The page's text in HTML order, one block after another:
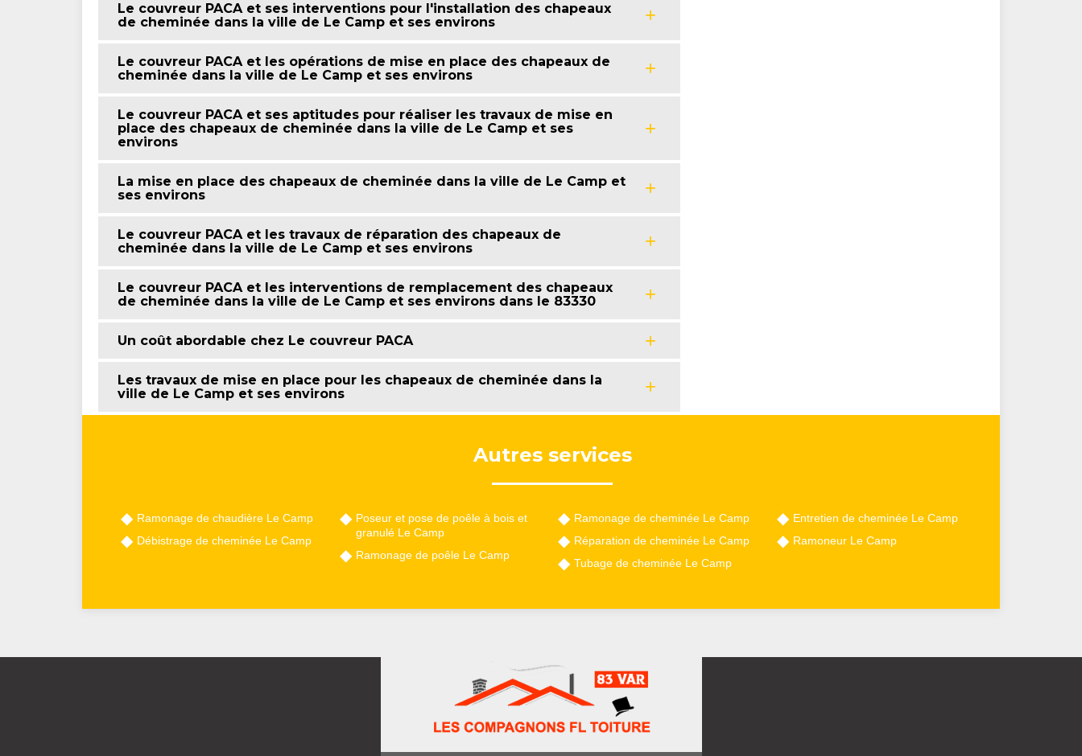
Le couvreur PACA et ses interventions pour l'installation des chapeaux
de cheminée dans la ville de Le Camp et ses environs
Le couvreur PACA et les opérations de mise en place des chapeaux de
cheminée dans la ville de Le Camp et ses environs
Le couvreur PACA et ses aptitudes pour réaliser les travaux de mise en
place des chapeaux de cheminée dans la ville de Le Camp et ses
environs
La mise en place des chapeaux de cheminée dans la ville de Le Camp et
ses environs
Le couvreur PACA et les travaux de réparation des chapeaux de
cheminée dans la ville de Le Camp et ses environs
Le couvreur PACA et les interventions de remplacement des chapeaux
de cheminée dans la ville de Le Camp et ses environs dans le 83330
Un coût abordable chez Le couvreur PACA
Les travaux de mise en place pour les chapeaux de cheminée dans la
ville de Le Camp et ses environs
Autres services
Ramonage de chaudière Le Camp
Débistrage de cheminée Le Camp
Poseur et pose de poêle à bois et
granulé Le Camp
Ramonage de poêle Le Camp
Ramonage de cheminée Le Camp
Réparation de cheminée Le Camp
Tubage de cheminée Le Camp
Entretien de cheminée Le Camp
Ramoneur Le Camp